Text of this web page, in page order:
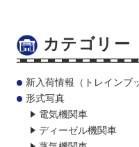
カテゴリー
新入荷情報（トレインブ
形式写真
電気機関車
ディーゼル機関車